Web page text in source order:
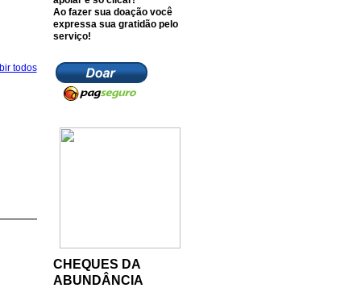
todos
Ao fazer sua doação você
expressa sua gratidão pelo
serviço!
CHEQUES DA
ABUNDÂNCIA